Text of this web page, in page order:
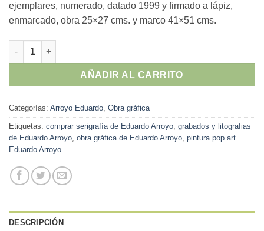
ejemplares, numerado, datado 1999 y firmado a lápiz,
enmarcado, obra 25×27 cms. y marco 41×51 cms.
Eduardo Arroyo - "Waldorf Astoria blue dot" serigrafia,
AÑADIR AL CARRITO
Categorías: Arroyo Eduardo Obra gráfica
Etiquetas: comprar serigrafía de Eduardo Arroyo grabados y litografias
de Eduardo Arroyo obra gráfica de Eduardo Arroyo pintura pop art
Eduardo Arroyo
DESCRIPCIÓN